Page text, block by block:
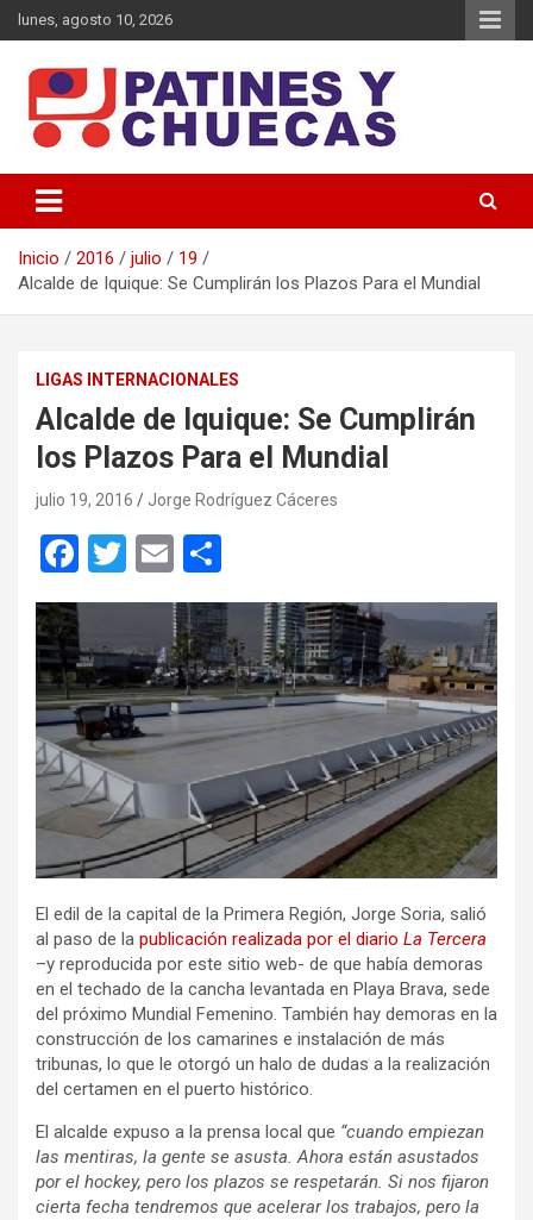
Saltar
al
lunes, agosto 10, 2026
Patines y Chuecas
Inicio 2016 julio
19
Alcalde de Iquique: Se Cumplirán los Plazos Para el Mundial
LIGAS INTERNACIONALES
Alcalde de Iquique: Se Cumplirán
los Plazos Para el Mundial
julio 19, 2016 Jorge Rodríguez Cáceres
F
a
ce
b
o
o
k
T
wi
er
E
m
ail
o
m
p
ar
tir
El edil de la capital de la Primera Región, Jorge Soria, salió
al paso de la publicación realizada por el diario La Tercera
–y reproducida por este sitio web- de que había demoras
en el techado de la cancha levantada en Playa Brava, sede
del próximo Mundial Femenino. También hay demoras en la
construcción de los camarines e instalación de más
tribunas, lo que le otorgó un halo de dudas a la realización
del certamen en el puerto histórico.
El alcalde expuso a la prensa local que “cuando empiezan
las mentiras, la gente se asusta. Ahora están asustados
por el hockey, pero los plazos se respetarán. Si nos fijaron
cierta fecha tendremos que acelerar los trabajos, pero la